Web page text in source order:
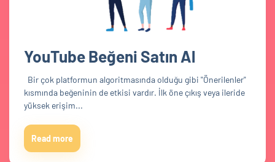
YouTube Beğeni Satın Al
Bir çok platformun algoritmasında olduğu gibi "Önerilenler"
kısmında beğeninin de etkisi vardır. İlk öne çıkış veya ileride
yüksek erişim...
Read more